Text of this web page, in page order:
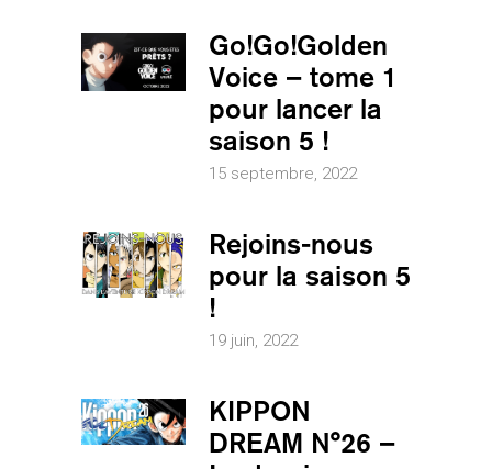
Go!Go!Golden
Voice – tome 1
pour lancer la
saison 5 !
15 septembre, 2022
Rejoins-nous
pour la saison 5
!
19 juin, 2022
KIPPON
DREAM N°26 –